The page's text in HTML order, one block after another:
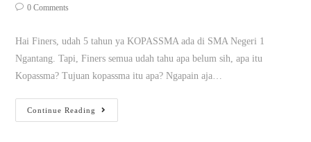
0 Comments
Hai Finers, udah 5 tahun ya KOPASSMA ada di SMA Negeri 1
Ngantang. Tapi, Finers semua udah tahu apa belum sih, apa itu
Kopassma? Tujuan kopassma itu apa? Ngapain aja…
Continue Reading